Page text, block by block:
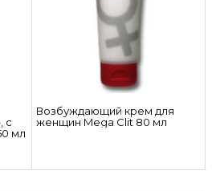
с
мл
Возбуждающий крем для
женщин Mega Clit 80 мл